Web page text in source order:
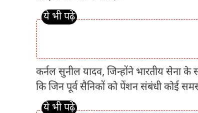
कर्नल सुनील यादव, जिन्होंने भारतीय सेना के
कि जिन पूर्व सैनिकों को पेंशन संबंधी कोई